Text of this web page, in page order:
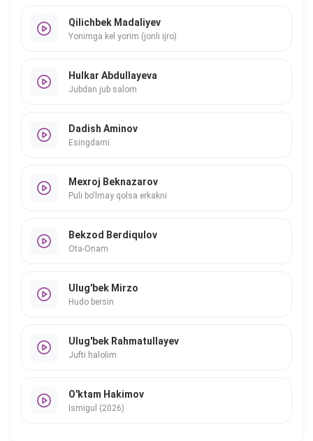
Qilichbek Madaliyev
Yonimga kel yorim (jonli ijro)
Hulkar Abdullayeva
Jubdan jub salom
Dadish Aminov
Esingdami
Mexroj Beknazarov
Puli bo'lmay qolsa erkakni
Bekzod Berdiqulov
Ota-Onam
Ulug'bek Mirzo
Hudo bersin
Ulug'bek Rahmatullayev
Jufti halolim
O'ktam Hakimov
Ismigul (2026)